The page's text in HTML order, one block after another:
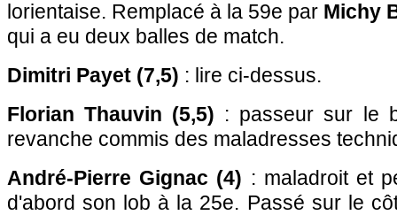
lorientaise. Remplacé à la 59e par Michy
qui a eu deux balles de match.
Dimitri Payet (7,5) : lire ci-dessus.
Florian Thauvin (5,5) : passeur sur le
revanche commis des maladresses
André-Pierre Gignac (4) : maladroit et
d'abord son lob à la 25e. Passé sur le